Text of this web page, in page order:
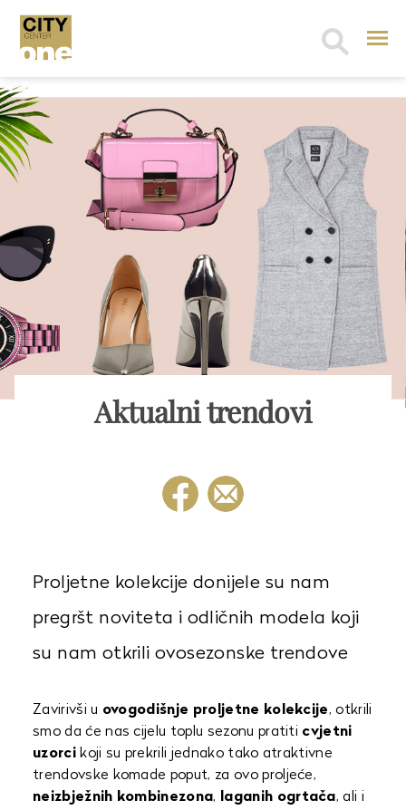
Search
Aktualni trendovi
Proljetne kolekcije donijele su nam
pregršt noviteta i odličnih modela koji
su nam otkrili ovosezonske trendove
Zavirivši u ovogodišnje proljetne kolekcije, otkrili
smo da će nas cijelu toplu sezonu pratiti cvjetni
uzorcikoji su prekrili jednako tako atraktivne
trendovske komade poput, za ovo proljeće,
neizbježnih kombinezona, laganih ogrtača, ali i